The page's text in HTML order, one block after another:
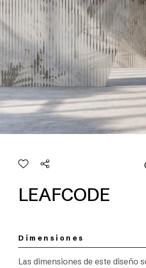
LEAFCODE
Dimensiones
Las dimensiones de este diseño